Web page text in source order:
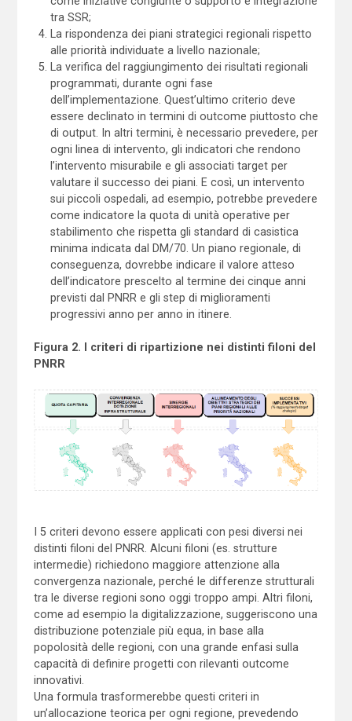
tra SSR;
La rispondenza dei piani strategici regionali rispetto
alle priorità individuate a livello nazionale;
La verifica del raggiungimento dei risultati regionali
programmati, durante ogni fase
dell’implementazione. Quest’ultimo criterio deve
essere declinato in termini di outcome piuttosto che
di output. In altri termini, è necessario prevedere, per
ogni linea di intervento, gli indicatori che rendono
l’intervento misurabile e gli associati target per
valutare il successo dei piani. E così, un intervento
sui piccoli ospedali, ad esempio, potrebbe prevedere
come indicatore la quota di unità operative per
stabilimento che rispetta gli standard di casistica
minima indicata dal DM/70. Un piano regionale, di
conseguenza, dovrebbe indicare il valore atteso
dell’indicatore prescelto al termine dei cinque anni
previsti dal PNRR e gli step di miglioramenti
progressivi anno per anno in itinere.
Figura 2. I criteri di ripartizione nei distinti filoni del
PNRR
I 5 criteri devono essere applicati con pesi diversi nei
distinti filoni del PNRR. Alcuni filoni (es. strutture
intermedie) richiedono maggiore attenzione alla
convergenza nazionale, perché le differenze strutturali
tra le diverse regioni sono oggi troppo ampi. Altri filoni,
come ad esempio la digitalizzazione, suggeriscono una
distribuzione potenziale più equa, in base alla
popolosità delle regioni, con una grande enfasi sulla
capacità di definire progetti con rilevanti outcome
innovativi.
Una formula trasformerebbe questi criteri in
un’allocazione teorica per ogni regione, prevedendo